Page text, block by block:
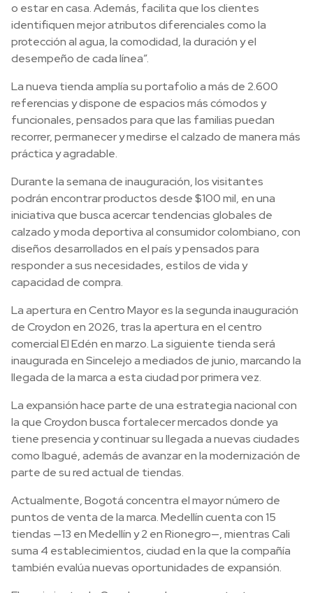
o estar en casa. Además, facilita que los clientes
identifiquen mejor atributos diferenciales como la
protección al agua, la comodidad, la duración y el
desempeño de cada línea”.
La nueva tienda amplía su portafolio a más de 2.600
referencias y dispone de espacios más cómodos y
funcionales, pensados para que las familias puedan
recorrer, permanecer y medirse el calzado de manera más
práctica y agradable.
Durante la semana de inauguración, los visitantes
podrán encontrar productos desde $100 mil, en una
iniciativa que busca acercar tendencias globales de
calzado y moda deportiva al consumidor colombiano, con
diseños desarrollados en el país y pensados para
responder a sus necesidades, estilos de vida y
capacidad de compra.
La apertura en Centro Mayor es la segunda inauguración
de Croydon en 2026, tras la apertura en el centro
comercial El Edén en marzo. La siguiente tienda será
inaugurada en Sincelejo a mediados de junio, marcando la
llegada de la marca a esta ciudad por primera vez.
La expansión hace parte de una estrategia nacional con
la que Croydon busca fortalecer mercados donde ya
tiene presencia y continuar su llegada a nuevas ciudades
como Ibagué, además de avanzar en la modernización de
parte de su red actual de tiendas.
Actualmente, Bogotá concentra el mayor número de
puntos de venta de la marca. Medellín cuenta con 15
tiendas —13 en Medellín y 2 en Rionegro—, mientras Cali
suma 4 establecimientos, ciudad en la que la compañía
también evalúa nuevas oportunidades de expansión.